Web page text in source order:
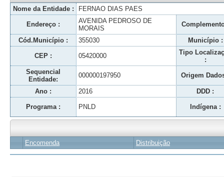
Nome da Entidade :
FERNAO DIAS PAES
Endereço :
AVENIDA PEDROSO DE
MORAIS
Cód.Município : 355030 Município :
CEP : 05420000
Tipo
:
Sequencial
Entidade:
000000197950 Origem
Ano : 2016 DDD :
Programa : PNLD Indígena :
Encomenda Distribuição